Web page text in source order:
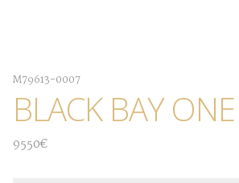
M79613-0007
BLACK BAY
9550€